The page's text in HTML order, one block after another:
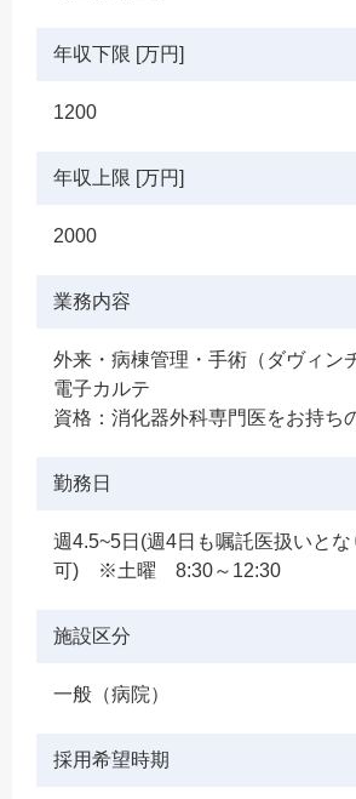
年収下限 [万円]
1200
年収上限 [万円]
2000
業務内容
外来・病棟管理・手術（ダヴィ
電子カルテ
資格：消化器外科専門医をお持ち
勤務日
週4.5~5日(週4日も嘱託医扱いと
可) ※土曜 8:30～12:30
施設区分
一般（病院）
採用希望時期